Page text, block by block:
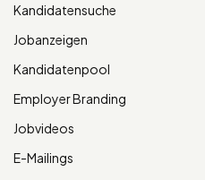
Kandidatensuche
Jobanzeigen
Kandidatenpool
Employer Branding
Jobvideos
E-Mailings